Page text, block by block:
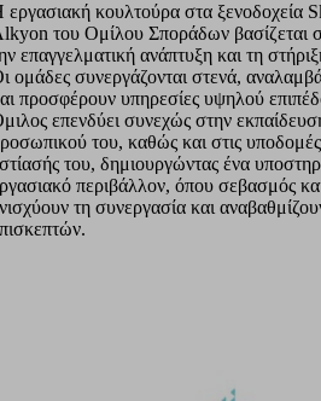
εργασιακή κουλτούρα στα ξενοδοχεία
του Ομίλου Σποράδων βασίζεται
επαγγελματική ανάπτυξη και τη
ομάδες συνεργάζονται στενά,
προσφέρουν υπηρεσίες υψηλού
επενδύει συνεχώς στην
του, καθώς και στις υποδομές
του, δημιουργώντας ένα
περιβάλλον, όπου σεβασμός
τη συνεργασία και